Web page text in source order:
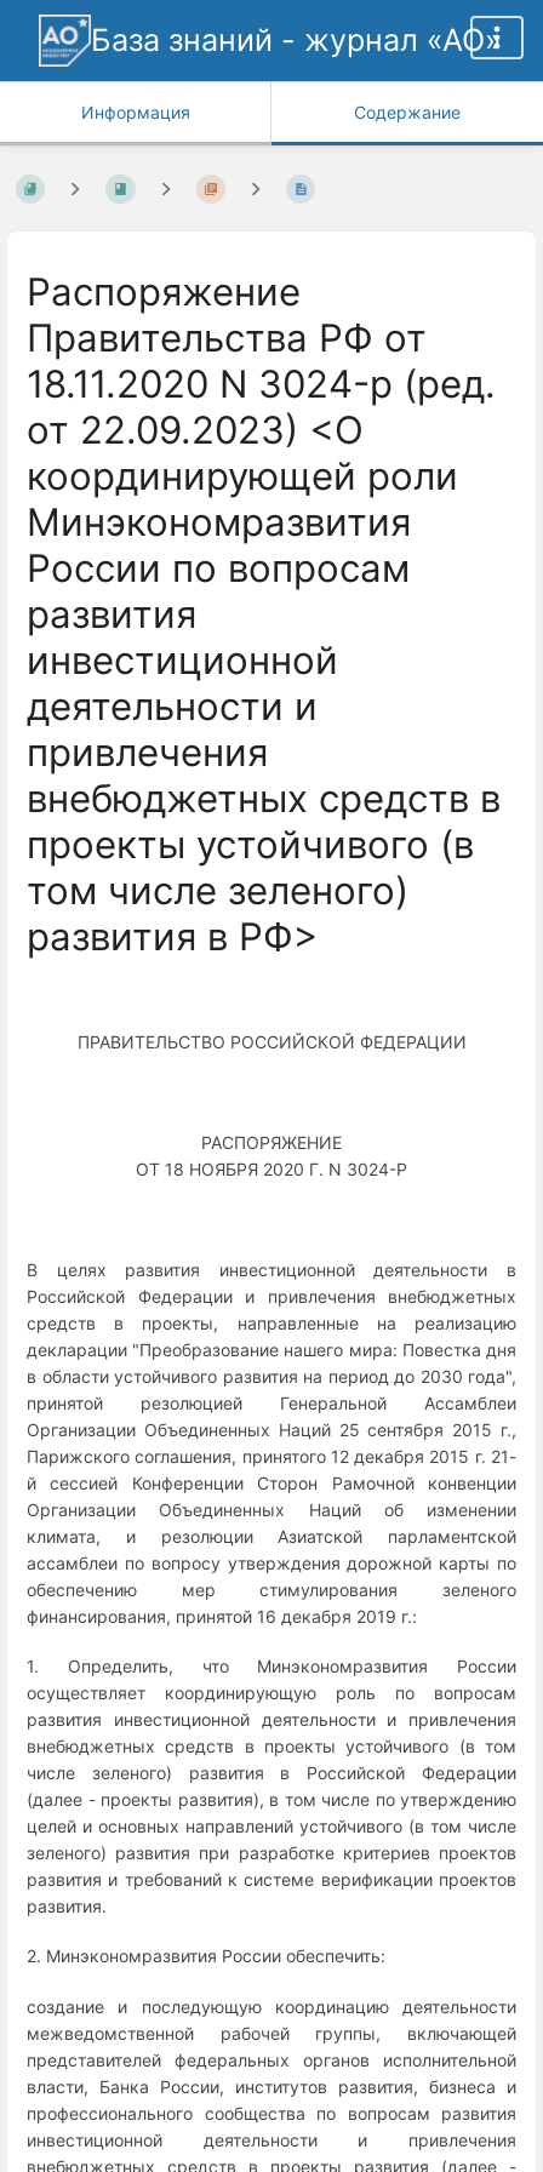
База знаний - журнал «АО»
Информация Содержание
Распоряжение
Правительства РФ от
18.11.2020 N 3024-р (ред.
от 22.09.2023) <О
координирующей роли
Минэкономразвития
России по вопросам
развития
инвестиционной
деятельности и
привлечения
внебюджетных средств в
проекты устойчивого (в
том числе зеленого)
развития в РФ>
ПРАВИТЕЛЬСТВО РОССИЙСКОЙ ФЕДЕРАЦИИ
РАСПОРЯЖЕНИЕ
ОТ 18 НОЯБРЯ 2020 Г. N 3024-Р
В целях развития инвестиционной деятельности в
Российской Федерации и привлечения внебюджетных
средств в проекты, направленные на реализацию
декларации "Преобразование нашего мира: Повестка дня
в области устойчивого развития на период до 2030 года",
принятой резолюцией Генеральной Ассамблеи
Организации Объединенных Наций 25 сентября 2015 г.,
Парижского соглашения, принятого 12 декабря 2015 г. 21-
й сессией Конференции Сторон Рамочной конвенции
Организации Объединенных Наций об изменении
климата, и резолюции Азиатской парламентской
ассамблеи по вопросу утверждения дорожной карты по
обеспечению мер стимулирования зеленого
финансирования, принятой 16 декабря 2019 г.:
1. Определить, что Минэкономразвития России
осуществляет координирующую роль по вопросам
развития инвестиционной деятельности и привлечения
внебюджетных средств в проекты устойчивого (в том
числе зеленого) развития в Российской Федерации
(далее - проекты развития), в том числе по утверждению
целей и основных направлений устойчивого (в том числе
зеленого) развития при разработке критериев проектов
развития и требований к системе верификации проектов
развития.
2. Минэкономразвития России обеспечить:
создание и последующую координацию деятельности
межведомственной рабочей группы, включающей
представителей федеральных органов исполнительной
власти, Банка России, институтов развития, бизнеса и
профессионального сообщества по вопросам развития
инвестиционной деятельности и привлечения
внебюджетных средств в проекты развития (далее -